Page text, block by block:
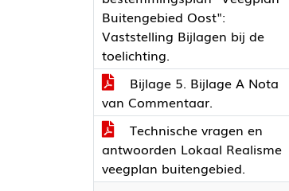
Buitengebied Oost":
Vaststelling Bijlagen bij de
toelichting.
Bijlage 5. Bijlage A Nota
van Commentaar.
Technische vragen en
antwoorden Lokaal Realisme
veegplan buitengebied.